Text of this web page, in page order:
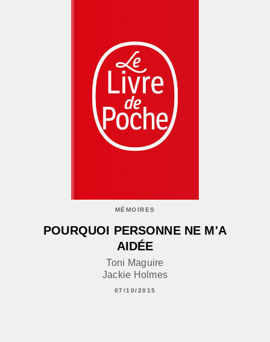
MÉMOIRES
POURQUOI PERSONNE NE M'A
AIDÉE
Toni Maguire
Jackie Holmes
07/10/2015